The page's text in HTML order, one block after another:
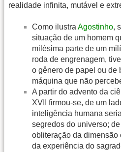
realidade infinita, mutável e
Como ilustra Agostinho,
situação de um homem
milésima parte de um
roda de engrenagem,
o gênero de papel ou de
máquina que não
A partir do advento da
XVII firmou-se, de um
inteligência humana
segredos do universo;
obliteração da dimensão
da experiência do